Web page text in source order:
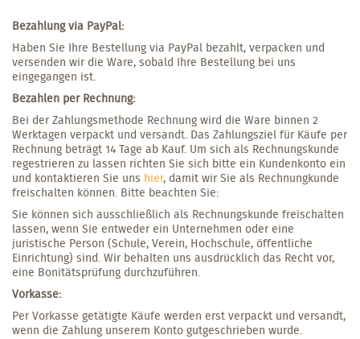
Bezahlung via PayPal:
Haben Sie Ihre Bestellung via PayPal bezahlt, verpacken und
versenden wir die Ware, sobald Ihre Bestellung bei uns
eingegangen ist.
Bezahlen per Rechnung:
Bei der Zahlungsmethode Rechnung wird die Ware binnen 2
Werktagen verpackt und versandt. Das Zahlungsziel für Käufe per
Rechnung beträgt 14 Tage ab Kauf. Um sich als Rechnungskunde
regestrieren zu lassen richten Sie sich bitte ein Kundenkonto ein
und kontaktieren Sie uns hier, damit wir Sie als Rechnungkunde
freischalten können. Bitte beachten Sie:
Sie können sich ausschließlich als Rechnungskunde freischalten
lassen, wenn Sie entweder ein Unternehmen oder eine
juristische Person (Schule, Verein, Hochschule, öffentliche
Einrichtung) sind. Wir behalten uns ausdrücklich das Recht vor,
eine Bonitätsprüfung durchzuführen.
Vorkasse:
Per Vorkasse getätigte Käufe werden erst verpackt und versandt,
wenn die Zahlung unserem Konto gutgeschrieben wurde.